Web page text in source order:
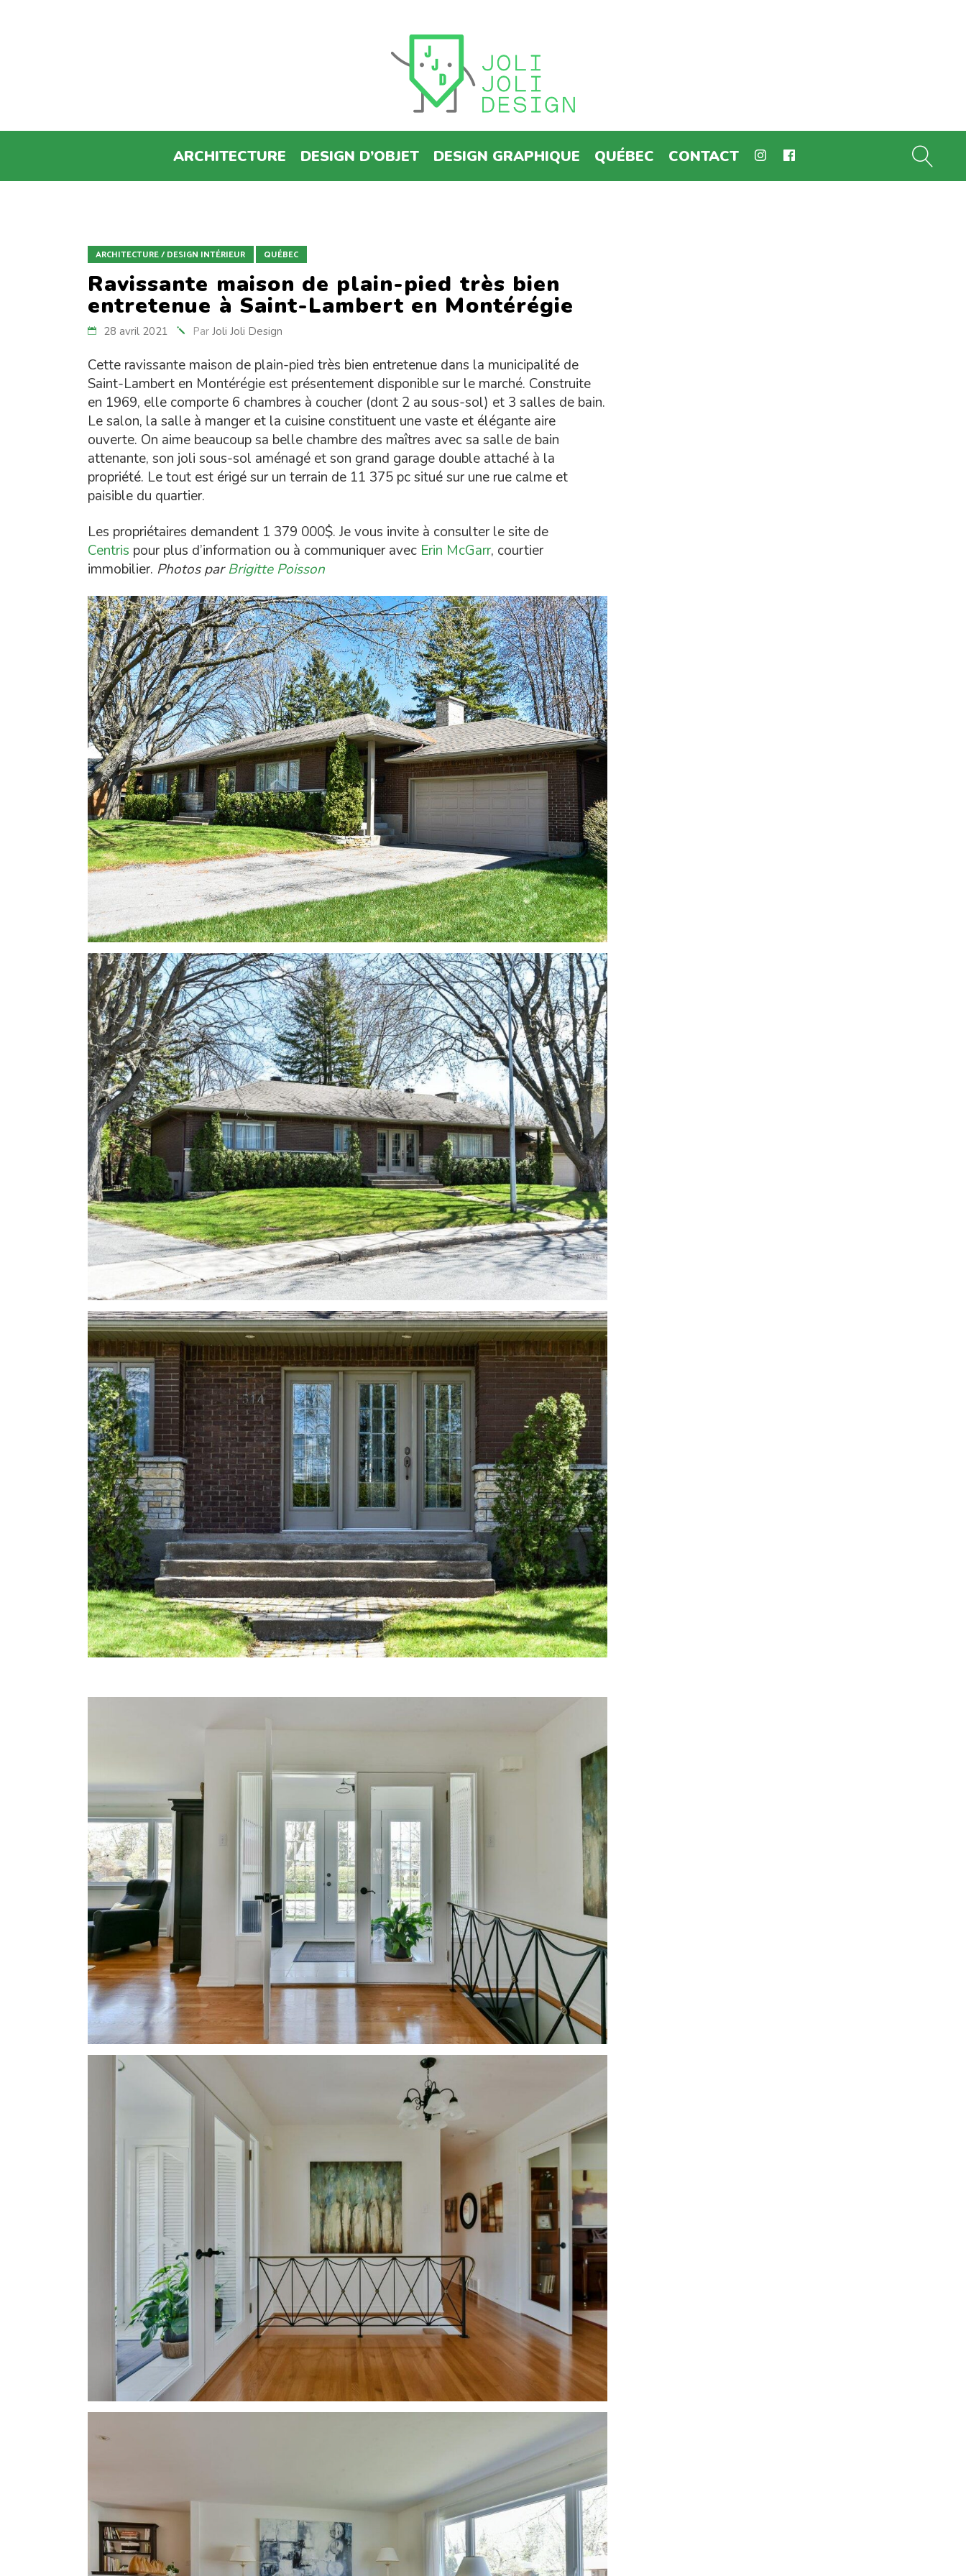
ARCHITECTURE DESIGN D’OBJET DESIGN GRAPHIQUE QUÉBEC CONTACT
ARCHITECTURE / DESIGN INTÉRIEUR QUÉBEC
Ravissante maison de plain-pied très bien
entretenue à Saint-Lambert en Montérégie
28 avril 2021 Par Joli Joli Design
Cette ravissante maison de plain-pied très bien entretenue dans la municipalité de
Saint-Lambert en Montérégie est présentement disponible sur le marché. Construite
en 1969, elle comporte 6 chambres à coucher (dont 2 au sous-sol) et 3 salles de bain.
Le salon, la salle à manger et la cuisine constituent une vaste et élégante aire
ouverte. On aime beaucoup sa belle chambre des maîtres avec sa salle de bain
attenante, son joli sous-sol aménagé et son grand garage double attaché à la
propriété. Le tout est érigé sur un terrain de 11 375 pc situé sur une rue calme et
paisible du quartier.
Les propriétaires demandent 1 379 000$. Je vous invite à consulter le site de
Centris pour plus d’information ou à communiquer avec Erin McGarr, courtier
immobilier. Photos par Brigitte Poisson